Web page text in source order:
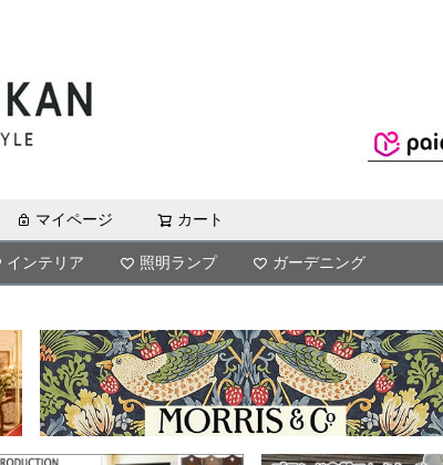
マイページ カート
インテリア 照明ランプ ガーデニング